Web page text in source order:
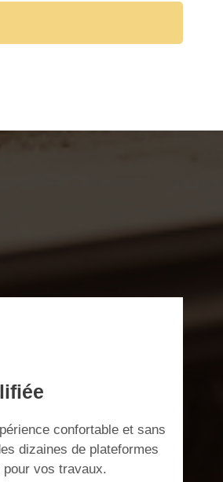
confortable et sans
dizaines de plateformes
pour vos travaux.